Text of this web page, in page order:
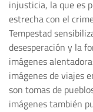
injusticia, la que es
estrecha con el
Tempestad
desesperación y la
imágenes
imágenes de viajes
son tomas de
imágenes también